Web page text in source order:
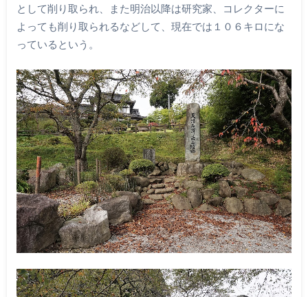
として削り取られ、また明治以降は研究家、コレクターに
よっても削り取られるなどして、現在では１０６キロにな
っているという。